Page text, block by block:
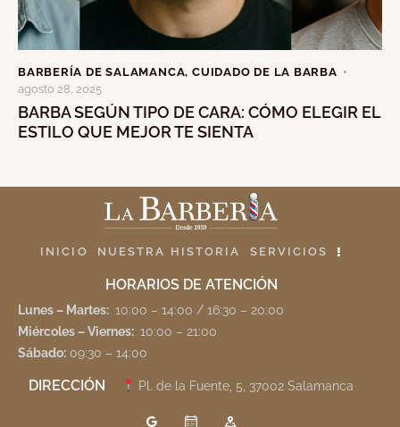
BARBERÍA DE SALAMANCA, CUIDADO DE LA BARBA
agosto 28, 2025
BARBA SEGÚN TIPO DE CARA: CÓMO ELEGIR EL
ESTILO QUE MEJOR TE SIENTA
INICIO NUESTRA HISTORIA SERVICIOS
HORARIOS DE ATENCIÓN
Lunes – Martes: 10:00 – 14:00 / 16:30 – 20:00
Miércoles – Viernes: 10:00 – 21:00
Sábado: 09:30 – 14:00
DIRECCIÓN Pl. de la Fuente, 5, 37002 Salamanca